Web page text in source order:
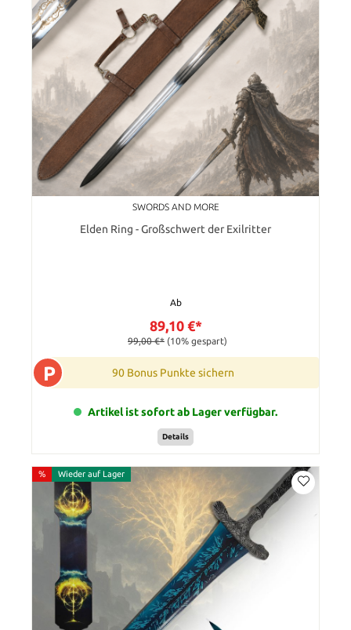
SWORDS AND MORE
Elden Ring - Großschwert der Exilritter
Ab
89,10 €*
99,00 €* (10% gespart)
P 90 Bonus Punkte sichern
Artikel ist sofort ab Lager verfügbar.
Details
% Wieder auf Lager